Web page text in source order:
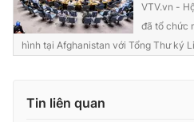
VTV Money
Thị trường 24h
VTV.vn -
đã tổ chức
hình tại Afghanistan với Tổng Thư ký
Tin liên quan